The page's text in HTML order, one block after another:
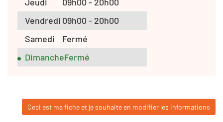
Vendredi 09h00 - 20h00
Samedi
Fermé
DimancheFermé
Ceci est ma fiche et je souhaite en modifier les informations